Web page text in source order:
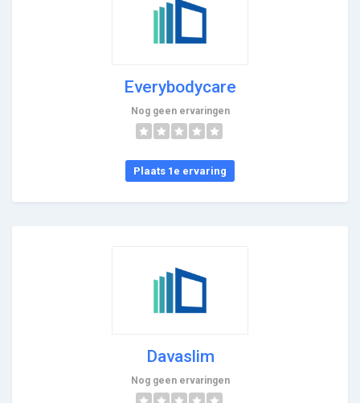
Everybodycare
Nog geen ervaringen
Plaats 1e ervaring
Davaslim
Nog geen ervaringen